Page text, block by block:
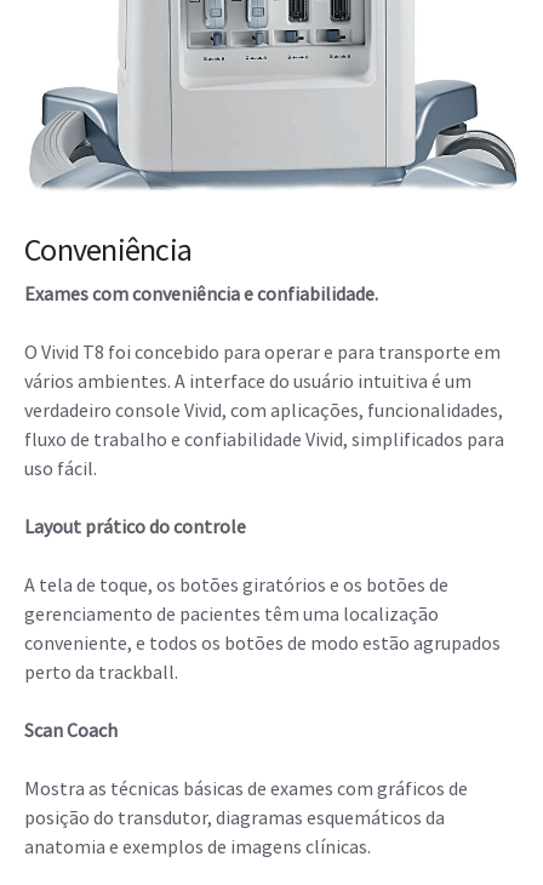
Conveniência
Exames com conveniência e confiabilidade.
O Vivid T8 foi concebido para operar e para transporte em
vários ambientes. A interface do usuário intuitiva é um
verdadeiro console Vivid, com aplicações, funcionalidades,
fluxo de trabalho e confiabilidade Vivid, simplificados para
uso fácil.
Layout prático do controle
A tela de toque, os botões giratórios e os botões de
gerenciamento de pacientes têm uma localização
conveniente, e todos os botões de modo estão agrupados
perto da trackball.
Scan Coach
Mostra as técnicas básicas de exames com gráficos de
posição do transdutor, diagramas esquemáticos da
anatomia e exemplos de imagens clínicas.